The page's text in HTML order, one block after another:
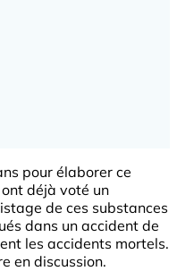
pour élaborer ce
déjà voté un
de ces substances
dans un accident de
les accidents mortels.
en discussion.